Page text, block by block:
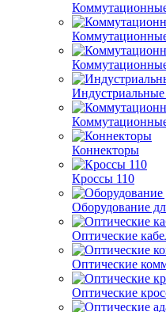
Коннекторы
Кроссы 110
Оборудование
Оптические
Оптические
Оптические